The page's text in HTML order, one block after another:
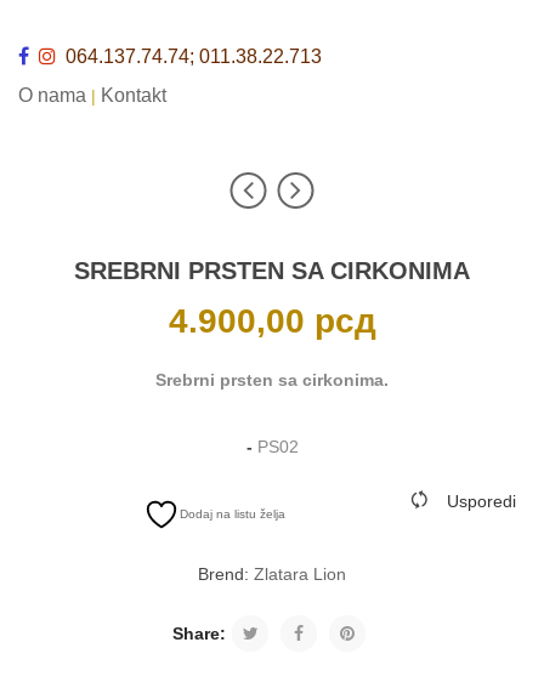
064.137.74.74; 011.38.22.713
O nama | Kontakt
SREBRNI PRSTEN SA CIRKONIMA
4.900,00 рсд
Srebrni prsten sa cirkonima.
- PS02
Dodaj na listu želja
Usporedi
Brend: Zlatara Lion
Share: